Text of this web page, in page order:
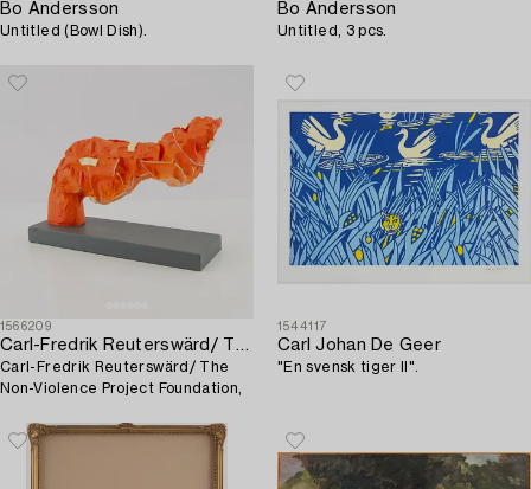
Bo Andersson
Untitled (Bowl Dish).
Bo Andersson
Untitled, 3 pcs.
1566209
Carl-Fredrik Reuterswärd/ The Non-Violence Project Foundation
Carl-Fredrik Reuterswärd/ The
Non-Violence Project Foundation,
1544117
Carl Johan De Geer
"En svensk tiger II".